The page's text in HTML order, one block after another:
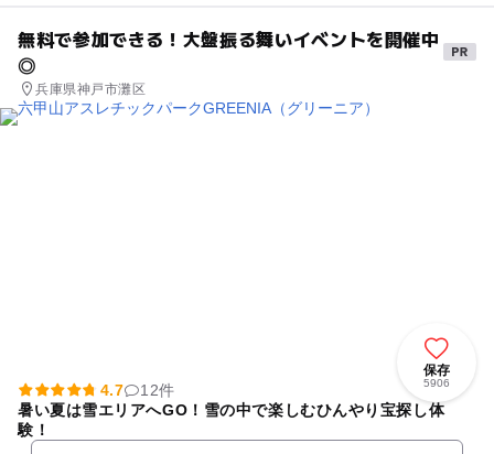
無料で参加できる！大盤振る舞いイベントを開催中
◎
兵庫県神戸市灘区
保存
5906
4.7
12件
暑い夏は雪エリアへGO！雪の中で楽しむひんやり宝探し体
験！